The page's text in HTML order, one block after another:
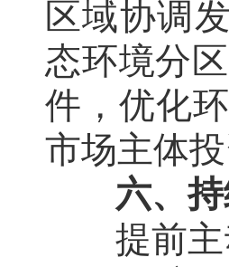
区域协调
态环境分
件，优化
市场主体
六、
提前